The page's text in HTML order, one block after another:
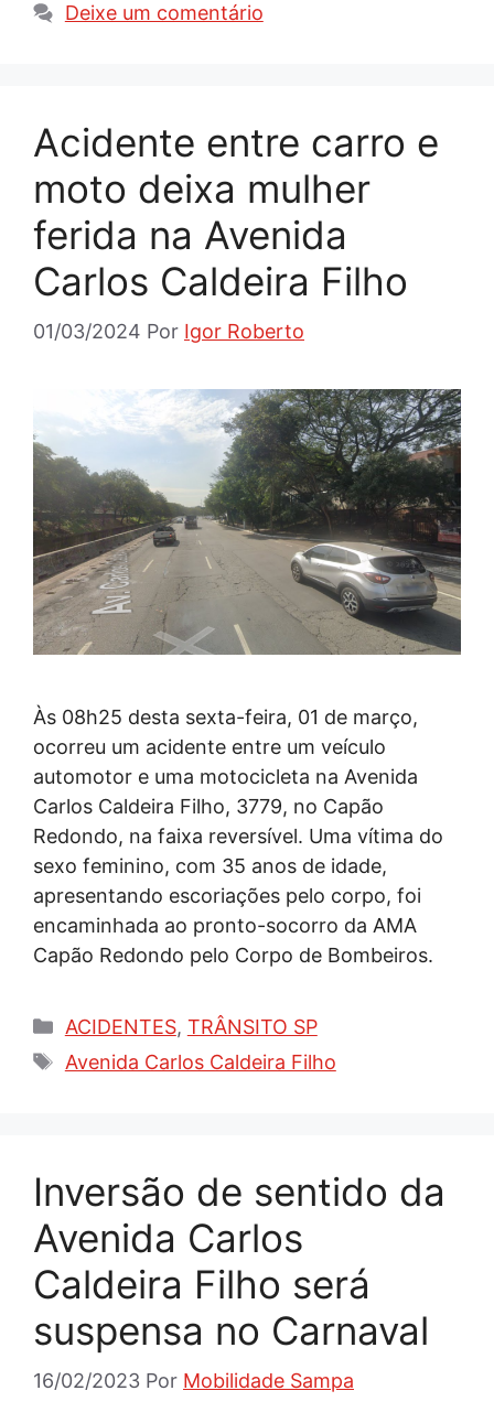
Deixe um comentário
Acidente entre carro e
moto deixa mulher
ferida na Avenida
Carlos Caldeira Filho
01/03/2024 Por Igor Roberto
Às 08h25 desta sexta-feira, 01 de março,
ocorreu um acidente entre um veículo
automotor e uma motocicleta na Avenida
Carlos Caldeira Filho, 3779, no Capão
Redondo, na faixa reversível. Uma vítima do
sexo feminino, com 35 anos de idade,
apresentando escoriações pelo corpo, foi
encaminhada ao pronto-socorro da AMA
Capão Redondo pelo Corpo de Bombeiros.
Categorias
ACIDENTES, TRÂNSITO SP
Tags
Avenida Carlos Caldeira Filho
Inversão de sentido da
Avenida Carlos
Caldeira Filho será
suspensa no Carnaval
16/02/2023 Por Mobilidade Sampa